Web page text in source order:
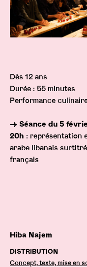
Infos
Dès 12 ans
Durée : 55 minutes
Performance
→ Séance du 5
20h : représentation
arabe libanais
français
Hiba Najem
DISTRIBUTION
Concept, texte, mise en